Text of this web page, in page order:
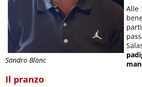
Sandro Blanc
Alle
Il pranzo